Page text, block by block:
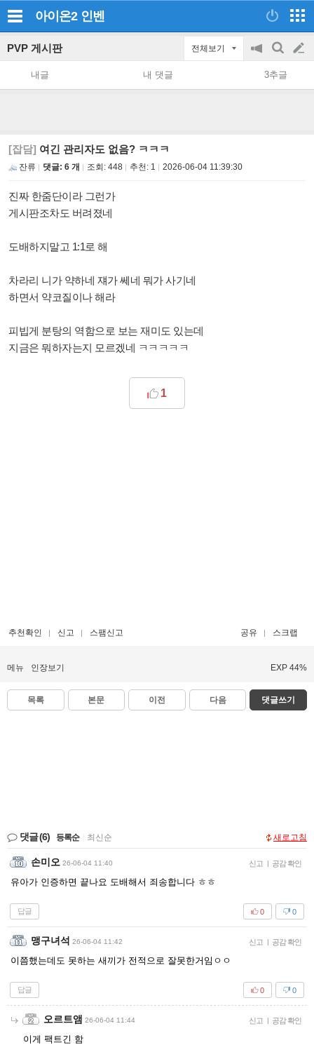
아이온2 인벤
PVP 게시판 전체보기
공
on/off
검
색
글
쓰
내글 내 댓글 3추글
[잡담] 여긴 관리자도 없음? ㅋㅋㅋ
잔류 댓글: 6 개 조회: 448 추천: 1 2026-06-04 11:39:30
진짜 한줌단이라 그런가
게시판조차도 버려졌네
도배하지말고 1:1로 해
차라리 니가 약하네 쟤가 쎄네 뭐가 사기네
하면서 약코질이나 해라
피빕게 분탕의 역함으로 보는 재미도 있는데
지금은 뭐하자는지 모르겠네 ㅋㅋㅋㅋㅋ
1
추천확인 신고 스팸신고 공유 스크랩
메뉴 인장보기 EXP 44%
목록 본문 이전 다음 댓글쓰기
댓글(6) 등록순 최신순 새로고침
손미오 26-06-04 11:40 신고 | 공감 확인
유아가 인증하면 끝나요 도배해서 죄송합니다 ㅎㅎ
답글 0
0
맹구녀석 26-06-04 11:42 신고 | 공감 확인
이쯤했는데도 못하는 새끼가 전적으로 잘못한거임ㅇㅇ
답글 0
0
오르트앰 26-06-04 11:44 신고 | 공감 확인
이게 팩트긴 함